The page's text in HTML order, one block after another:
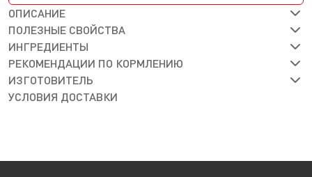
ОПИСАНИЕ
ПОЛЕЗНЫЕ СВОЙСТВА
ИНГРЕДИЕНТЫ
РЕКОМЕНДАЦИИ ПО КОРМЛЕНИЮ
ИЗГОТОВИТЕЛЬ
УСЛОВИЯ ДОСТАВКИ